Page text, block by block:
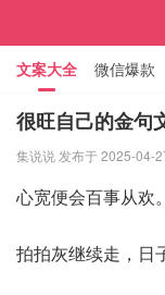
文案大全 微信爆款
知识大全
很旺自己的金句
集说说 发布于 2025-04-
心宽便会百事从欢。
拍拍灰继续走，日